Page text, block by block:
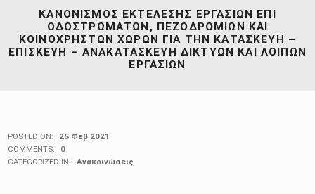
ΚΑΝΟΝΙΣΜΟΣ ΕΚΤΕΛΕΣΗΣ ΕΡΓΑΣΙΩΝ ΕΠΙ
ΟΔΟΣΤΡΩΜΑΤΩΝ, ΠΕΖΟΔΡΟΜΙΩΝ ΚΑΙ
ΚΟΙΝΟΧΡΗΣΤΩΝ ΧΩΡΩΝ ΓΙΑ ΤΗΝ ΚΑΤΑΣΚΕΥΗ –
ΕΠΙΣΚΕΥΗ – ΑΝΑΚΑΤΑΣΚΕΥΗ ΔΙΚΤΥΩΝ ΚΑΙ ΛΟΙΠΩΝ
ΕΡΓΑΣΙΩΝ
POSTED ON:
25 Φεβ 2021
COMMENTS:
0
CATEGORIZED IN:
Ανακοινώσεις